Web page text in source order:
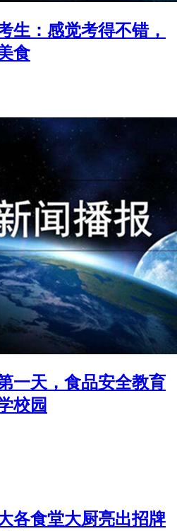
生：感觉考得不错，
食
一天，食品安全教育
校园
各食堂大厨亮出招牌